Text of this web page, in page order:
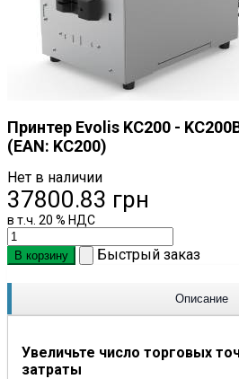
Принтер Evolis KC200 -
(EAN: KC200)
Нет в наличии
37800.83 грн
в т.ч. 20 % НДС
Быстрый заказ
Описание
Увеличьте число торговых
затраты